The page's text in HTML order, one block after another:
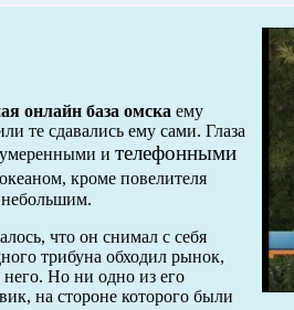
онлайн база омска ему
те сдавались ему сами. Глаза
и телефонными
кроме повелителя
что он снимал с себя
трибуна обходил рынок,
Но ни одно из его
на стороне которого были